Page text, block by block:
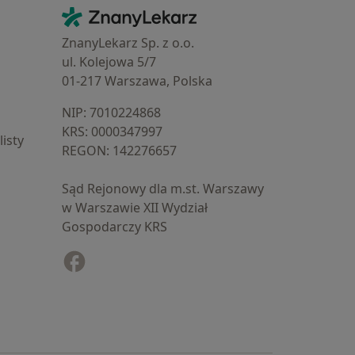
Kontakt
ZnanyLekarz - Strona główna
ZnanyLekarz Sp. z o.o.
ul. Kolejowa 5/7
01-217 Warszawa, Polska
NIP: ⁠7010224868
KRS: ⁠0000347997
REGON: ⁠142276657
Sąd Rejonowy dla m.st. Warszawy
w Warszawie XII Wydział
Gospodarczy KRS